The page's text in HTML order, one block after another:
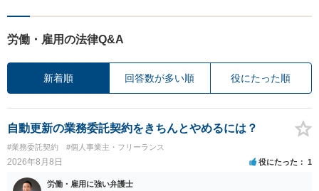
労働・雇用の法律Q&A
新着順 回答数が多い順 役にたった順
自動更新の業務委託契約をきちんとやめるには？
#業務委託契約 #個人事業主・フリーランス
2026年8月8日 役にたった 1
労働・雇用に強い弁護士